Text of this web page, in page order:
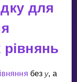
для
без y, а